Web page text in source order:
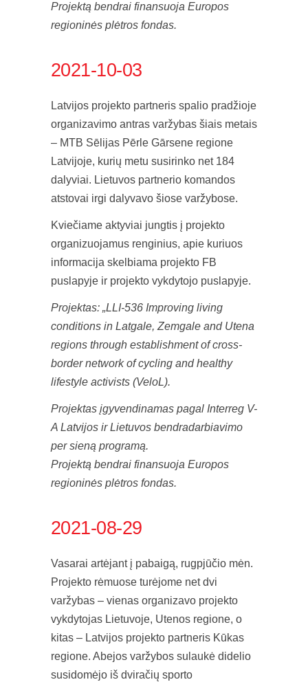
Projektą bendrai finansuoja Europos
regioninės plėtros fondas.
2021-10-03
Latvijos projekto partneris spalio pradžioje
organizavimo antras varžybas šiais metais
– MTB Sēlijas Pērle Gārsene regione
Latvijoje, kurių metu susirinko net 184
dalyviai. Lietuvos partnerio komandos
atstovai irgi dalyvavo šiose varžybose.
Kviečiame aktyviai jungtis į projekto
organizuojamus renginius, apie kuriuos
informacija skelbiama projekto FB
puslapyje ir projekto vykdytojo puslapyje.
Projektas: „LLI-536 Improving living
conditions in Latgale, Zemgale and Utena
regions through establishment of cross-
border network of cycling and healthy
lifestyle activists (VeloL).
Projektas įgyvendinamas pagal Interreg V-
A Latvijos ir Lietuvos bendradarbiavimo
per sieną programą.
Projektą bendrai finansuoja Europos
regioninės plėtros fondas.
2021-08-29
Vasarai artėjant į pabaigą, rugpjūčio mėn.
Projekto rėmuose turėjome net dvi
varžybas – vienas organizavo projekto
vykdytojas Lietuvoje, Utenos regione, o
kitas – Latvijos projekto partneris Kūkas
regione. Abejos varžybos sulaukė didelio
susidomėjo iš dviračių sporto